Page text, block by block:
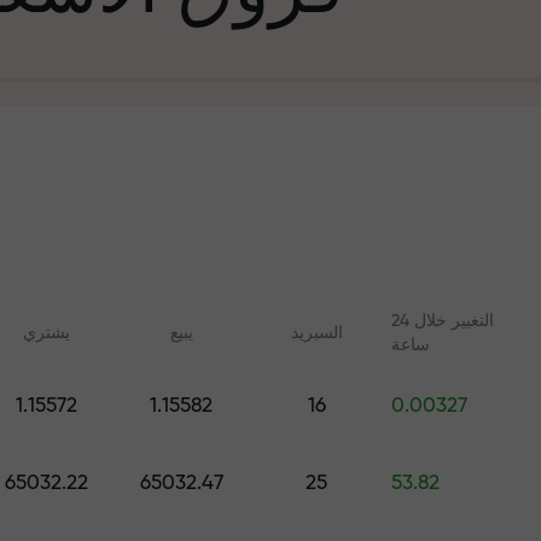
في التجارة
جائزة هديتك
يشتري يبيع السبرید
التغيير خلال 24
ساعة
1.15572 1.15582 16 0.00327
65032.22 65032.47 25 53.82
وندوات عبر الإنترنت لجميع
الرقمية والعقود الآجلة